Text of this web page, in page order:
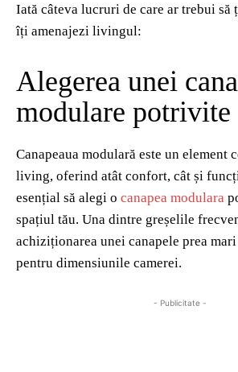
Iată câteva lucruri de care ar trebui să
îți amenajezi livingul:
Alegerea unei
modulare potrivite
Canapeaua modulară este un element
living, oferind atât confort, cât și
esențial să alegi o canapea modulara
spațiul tău. Una dintre greșelile
achiziționarea unei canapele prea
pentru dimensiunile camerei.
- Publicitate -